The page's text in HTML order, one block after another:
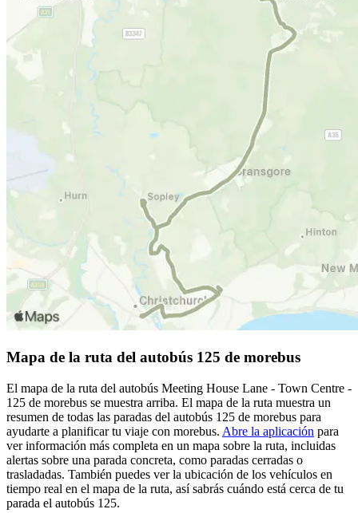
Mapa de la ruta del autobús 125 de morebus
El mapa de la ruta del autobús Meeting House Lane - Town Centre -
125 de morebus se muestra arriba. El mapa de la ruta muestra un
resumen de todas las paradas del autobús 125 de morebus para
ayudarte a planificar tu viaje con morebus. Abre la aplicación para
ver información más completa en un mapa sobre la ruta, incluidas
alertas sobre una parada concreta, como paradas cerradas o
trasladadas. También puedes ver la ubicación de los vehículos en
tiempo real en el mapa de la ruta, así sabrás cuándo está cerca de tu
parada el autobús 125.